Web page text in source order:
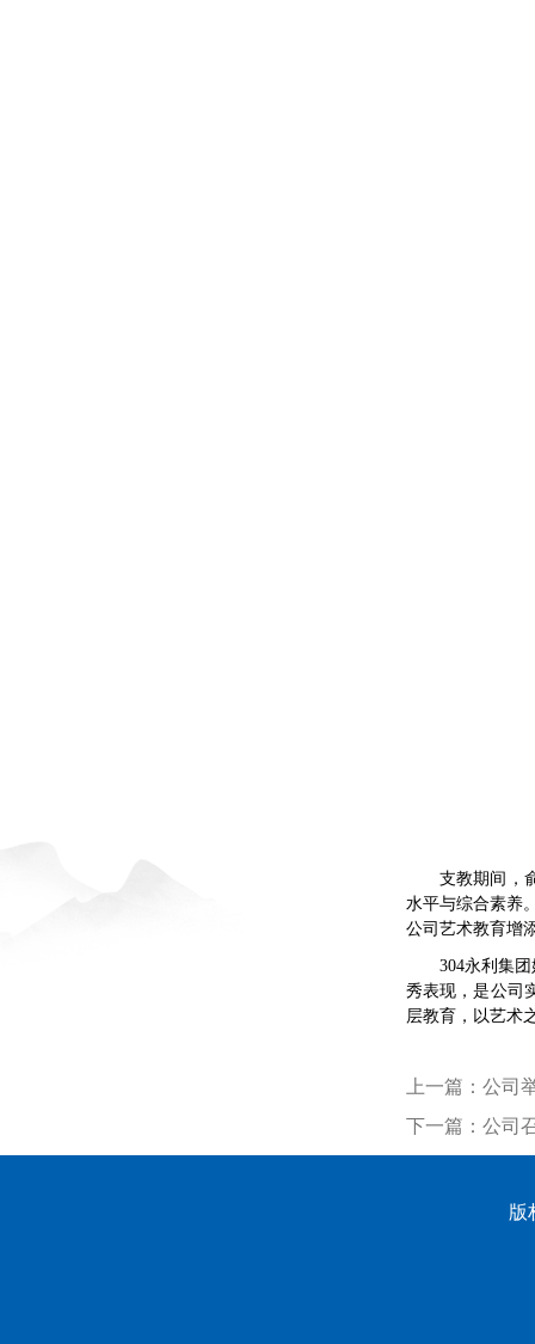
支教期间，
水平与综合素养
公司艺术教育增
304永利集
秀表现，是公司
层教育，以艺术
上一篇： 公司
下一篇： 公司
版